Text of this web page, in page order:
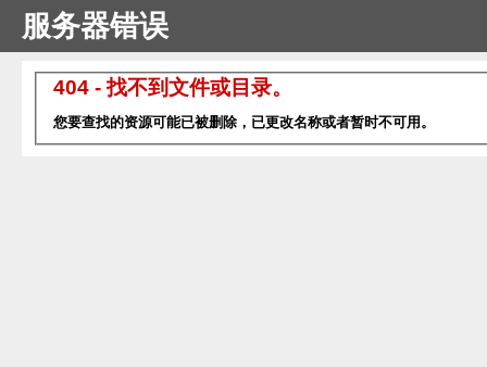
服务器错误
404 - 找不到文件或目录。
您要查找的资源可能已被删除，已更改名称或者暂时不可用。